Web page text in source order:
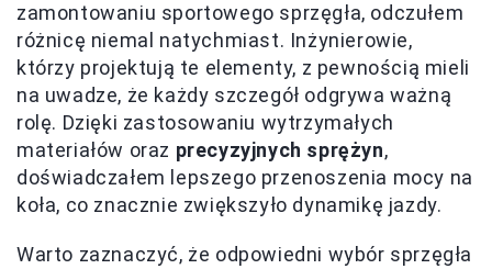
zamontowaniu sportowego sprzęgła, odczułem
różnicę niemal natychmiast. Inżynierowie,
którzy projektują te elementy, z pewnością mieli
na uwadze, że każdy szczegół odgrywa ważną
rolę. Dzięki zastosowaniu wytrzymałych
materiałów oraz precyzyjnych sprężyn,
doświadczałem lepszego przenoszenia mocy na
koła, co znacznie zwiększyło dynamikę jazdy.
Warto zaznaczyć, że odpowiedni wybór sprzęgła